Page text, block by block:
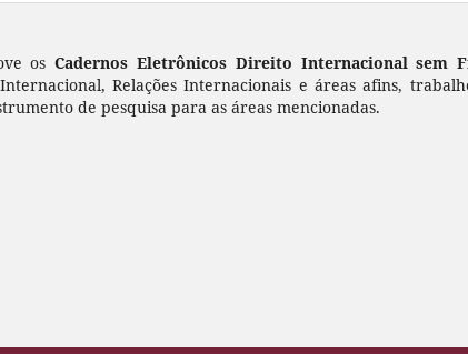
osCadernos Eletrônicos Direito Internacional sem
Relações Internacionais e áreas afins,
de pesquisa para as áreas mencionadas.